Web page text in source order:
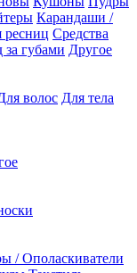
Карандаши /
ресниц Средства
за губами Другое
волос Для тела
/ Ополаскиватели